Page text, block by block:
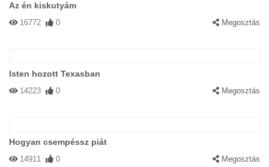
Az én kiskutyám
16772 0 Megosztás
Isten hozott Texasban
14223 0 Megosztás
Hogyan csempéssz piát
14911 0 Megosztás